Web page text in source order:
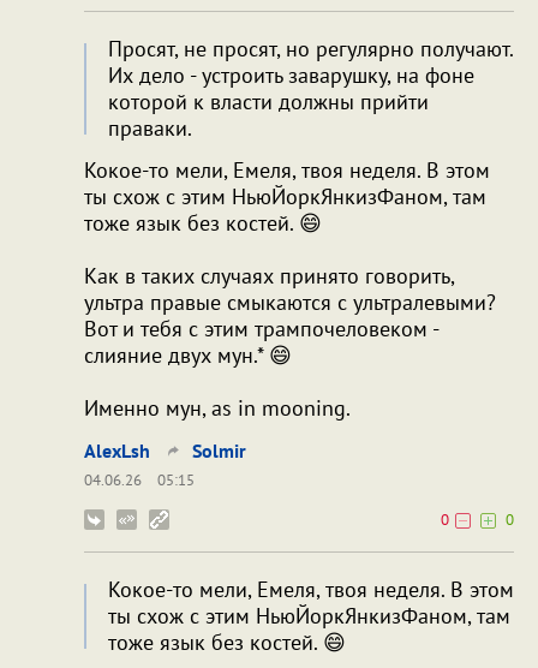
Просят, не просят, но регулярно получают.
Их дело - устроить заварушку, на фоне
которой к власти должны прийти
праваки.
Кокое-то мели, Емеля, твоя неделя. В этом
ты схож с этим НьюЙоркЯнкизФаном, там
тоже язык без костей. 😄
Как в таких случаях принято говорить,
ультра правые смыкаются с ультралевыми?
Вот и тебя с этим трампочеловеком -
слияние двух мун.* 😄
Именно мун, as in mooning.
AlexLsh Solmir
04.06.26
05:15
0
0
Кокое-то мели, Емеля, твоя неделя. В этом
ты схож с этим НьюЙоркЯнкизФаном, там
тоже язык без костей. 😄